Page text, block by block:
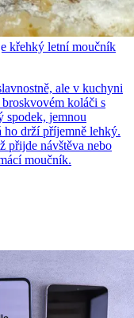
křehký letní moučník
ale v kuchyni
koláči s
spodek, jemnou
ho drží příjemně lehký.
přijde návštěva nebo
moučník.